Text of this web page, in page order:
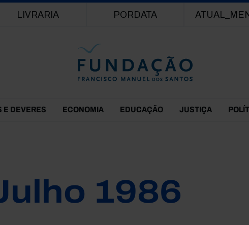
LIVRARIA PORDATA
E DEVERES ECONOMIA EDUCAÇÃO JUSTIÇA
1986